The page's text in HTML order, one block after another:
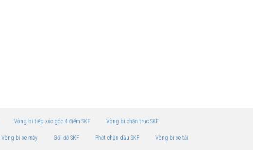
Vòng bi tiếp xúc góc 4 điểm SKF Vòng bi chặn trục SKF
Vòng bi xe máy Gối đỡ SKF Phớt chặn dầu SKF Vòng bi xe tải